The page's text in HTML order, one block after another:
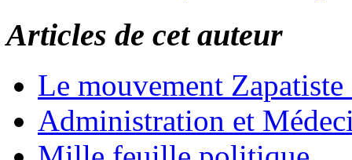
Articles de cet auteur
Le mouvement
Administration et